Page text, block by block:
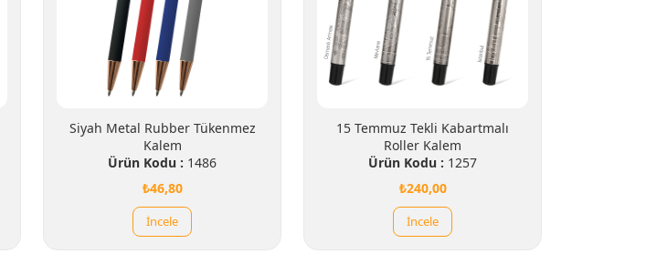
Siyah Metal Rubber Tükenmez
Kalem
Ürün Kodu : 1486
₺46,80
İncele
15 Temmuz Tekli Kabartmalı
Roller Kalem
Ürün Kodu : 1257
₺240,00
İncele